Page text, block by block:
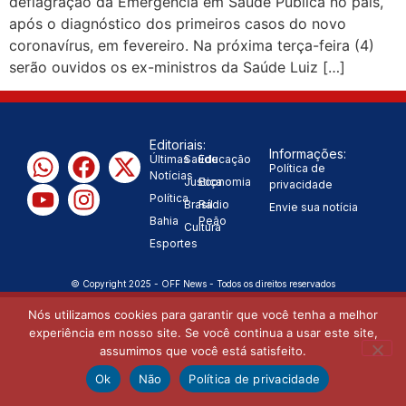
população | “Tomamos a
decisão de caminhar com Flávio
Bolsonaro”, diz Junior Marabá |
Leandro de Jesus discorda de
Zema sobre fim do Bolsa Família:
“Precisamos dar condições para
após o diagnóstico dos primeiros casos do novo
coronavírus, em fevereiro. Na próxima terça-feira (4)
serão ouvidos os ex-ministros da Saúde Luiz […]
Editoriais:
Últimas
Notícias
Política
Bahia
Esportes
Saúde
Justiça
Brasil
Cultura
Educação
Economia
Rádio
Peão
Informações:
Política de
privacidade
Envie sua notícia
© Copyright 2025 - OFF News - Todos os direitos reservados
Nós utilizamos cookies para garantir que você tenha a melhor
experiência em nosso site. Se você continua a usar este site,
assumimos que você está satisfeito.
Ok
Não Política de privacidade